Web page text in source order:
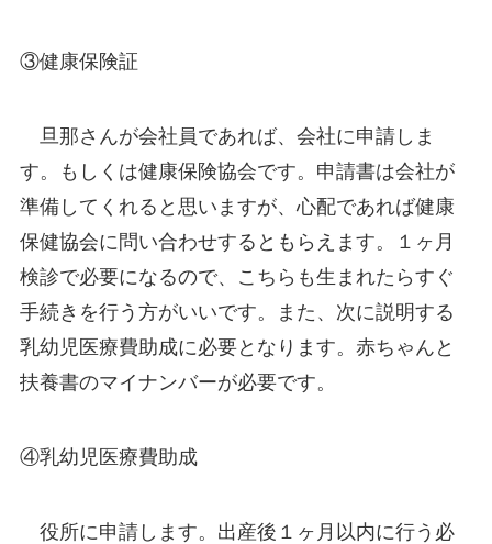
③健康保険証
旦那さんが会社員であれば、会社に申請しま
す。もしくは健康保険協会です。申請書は会社が
準備してくれると思いますが、心配であれば健康
保健協会に問い合わせするともらえます。１ヶ月
検診で必要になるので、こちらも生まれたらすぐ
手続きを行う方がいいです。また、次に説明する
乳幼児医療費助成に必要となります。赤ちゃんと
扶養書のマイナンバーが必要です。
④乳幼児医療費助成
役所に申請します。出産後１ヶ月以内に行う必